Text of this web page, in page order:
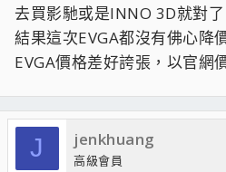
去買影馳或是INNO 3D就對了
結果這次EVGA都沒有佛心降
EVGA價格差好誇張，以官網
J jenkhuang
高級會員